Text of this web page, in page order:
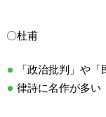
〇杜甫
「政治批判」や
律詩に名作が多い